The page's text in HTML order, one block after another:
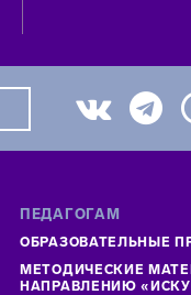
ПЕДАГОГАМ
ОБРАЗОВАТЕЛЬНЫЕ
МЕТОДИЧЕСКИЕ
НАПРАВЛЕНИЮ